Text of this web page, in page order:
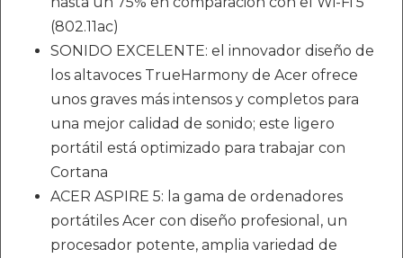
(802.11ac)
SONIDO EXCELENTE: el innovador diseño de
los altavoces TrueHarmony de Acer ofrece
unos graves más intensos y completos para
una mejor calidad de sonido; este ligero
portátil está optimizado para trabajar con
Cortana
ACER ASPIRE 5: la gama de ordenadores
portátiles Acer con diseño profesional, un
procesador potente, amplia variedad de